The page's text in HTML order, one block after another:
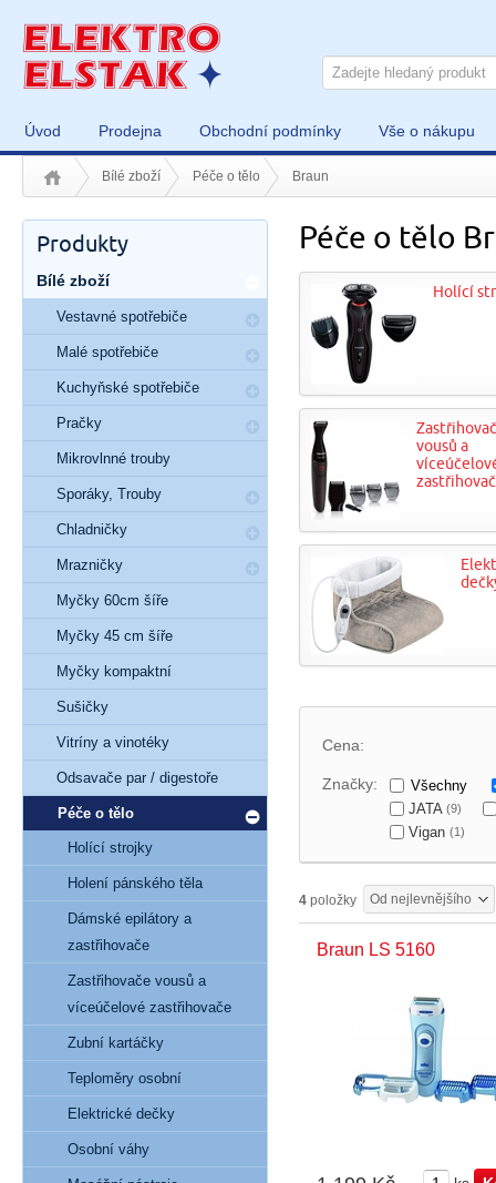
Úvod Prodejna Obchodní podmínky Vše o nákupu
Bílé zboží Péče o tělo Braun
Péče o tělo
Holící
vousů a
Cena:
Značky:
Všechny
JATA (9)
Vigan (1)
4 položky Od nejlevnějšího
Braun LS 5160
Produkty
Bílé zboží
Vestavné spotřebiče
Malé spotřebiče
Kuchyňské spotřebiče
Pračky
Mikrovlnné trouby
Sporáky, Trouby
Chladničky
Mrazničky
Myčky 60cm šíře
Myčky 45 cm šíře
Myčky kompaktní
Sušičky
Vitríny a vinotéky
Odsavače par / digestoře
Péče o tělo
Holící strojky
Holení pánského těla
Dámské epilátory a
zastřihovače
Zastřihovače vousů a
víceúčelové zastřihovače
Zubní kartáčky
Teploměry osobní
Elektrické dečky
Osobní váhy